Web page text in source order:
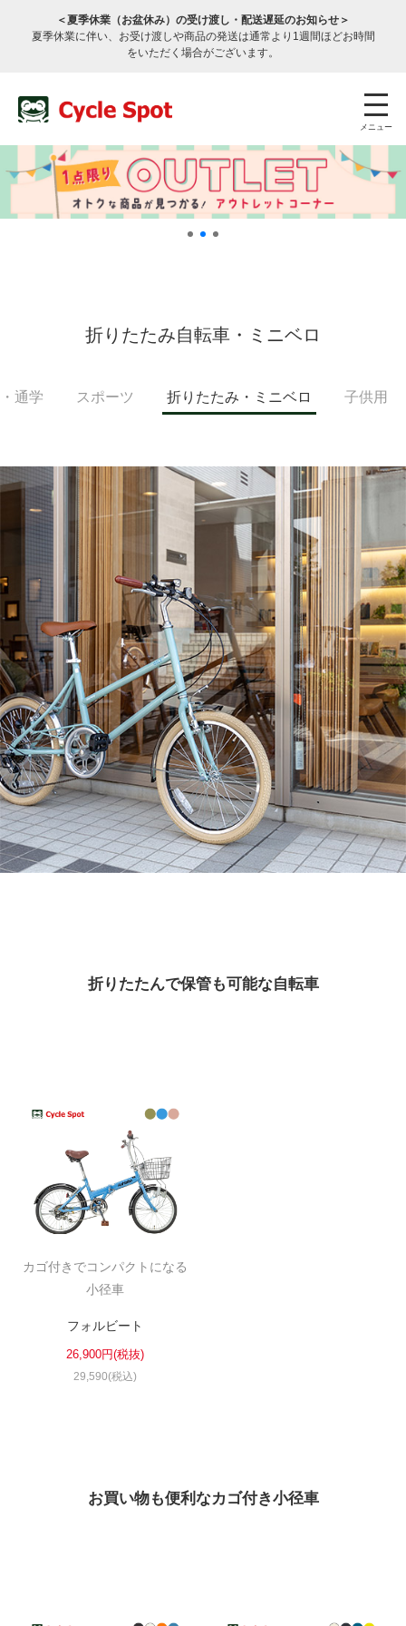
＜夏季休業（お盆休み）の受け渡し・配送遅延のお知らせ＞
夏季休業に伴い、お受け渡しや商品の発送は通常より1週間ほどお時間
をいただく場合がございます。
メニュー
修理・メンテナンス工賃
盗難保証
SpotMateログイン
オリジナル自転車
PB全車種カタログ
Norwayシリーズ
eVita
コンテンツ
メディア
求人情報
募集中の求人情報
法人様
法人様向け割引
折りたたみ自転車・ミニベロ
通学 スポーツ 折りたたみ ・ミニベロ 子供用
折りたたんで保管も可能な自転車
カゴ付きでコンパクトになる
小径車
フォルビート
26,900円(税抜)
29,590(税込)
お買い物も便利なカゴ付き小径車